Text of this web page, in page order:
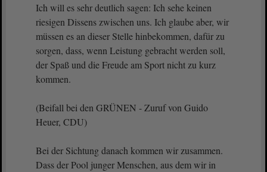
Ich will es sehr deutlich sagen: Ich sehe keinen
riesigen Dissens zwischen uns. Ich glaube aber, wir
müssen es an dieser Stelle hinbekommen, dafür zu
sorgen, dass, wenn Leistung gebracht werden soll,
der Spaß und die Freude am Sport nicht zu kurz
kommen.
(Beifall bei den GRÜNEN - Zuruf von Guido
Heuer, CDU)
Bei der Sichtung danach kommen wir zusammen.
Dass der Pool junger Menschen, aus dem wir in